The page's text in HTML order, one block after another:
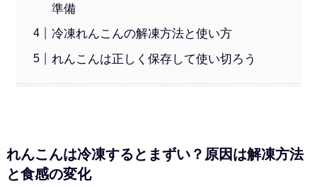
準備
冷凍れんこんの解凍方法と使い方
れんこんは正しく保存して使い切ろう
れんこんは冷凍するとまずい？原因は解凍方法
と食感の変化